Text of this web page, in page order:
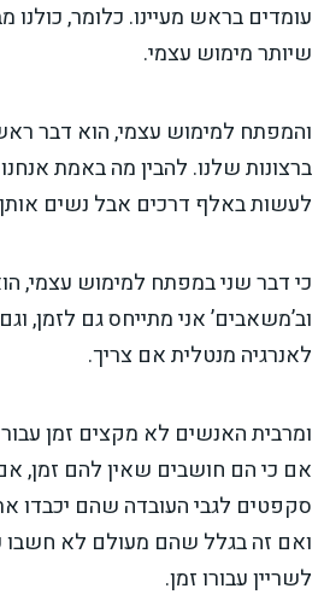
עומדים בראש מעיינו. כלומר,
שיותר מימוש עצמי.
והמפתח למימוש עצמי, הוא דבר
ברצונות שלנו. להבין מה באמת
לעשות באלף דרכים אבל נשים
כי דבר שני במפתח למימוש עצמי,
וב’משאבים’ אני מתייחס גם לזמן,
לאנרגיה מנטלית אם צריך.
ומרבית האנשים לא מקצים זמן
אם כי הם חושבים שאין להם זמן,
סקפטים לגבי העובדה שהם יכבדו
ואם זה בגלל שהם מעולם לא חשבו
לשריין עבורו זמן.